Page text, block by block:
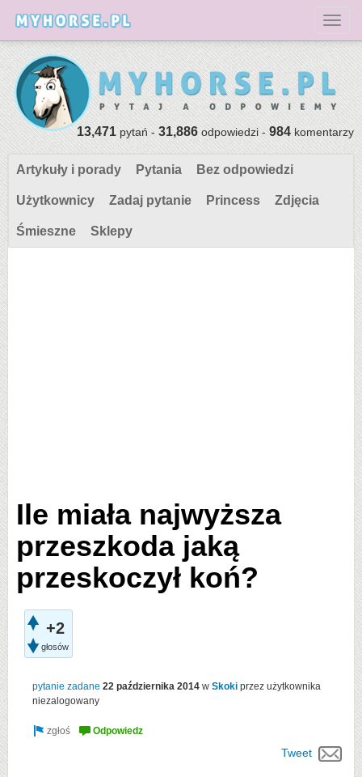
13,471pytań -31,886odpowiedzi -984komentarzy
Artykuły i porady Pytania Bez odpowiedzi
Użytkownicy Zadaj pytanie Princess Zdjęcia
Śmieszne Sklepy
Ile miała najwyższa
przeszkoda jaką
przeskoczył koń?
+2
głosów
pytanie zadane 22 października 2014 w Skoki przez użytkownika
niezalogowany
Tweet